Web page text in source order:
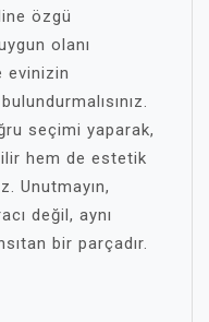
özgü
olanı
evinizin
seçimi yaparak,
hem de estetik
Unutmayın,
değil, aynı
bir parçadır.